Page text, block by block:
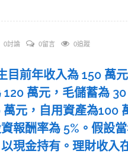
0討論 0留言 0追蹤
目前年收入為 150 萬元
120 萬元，毛儲蓄為
萬元，自用資產為100
報酬率為 5%。假設
現金持有。理財收入